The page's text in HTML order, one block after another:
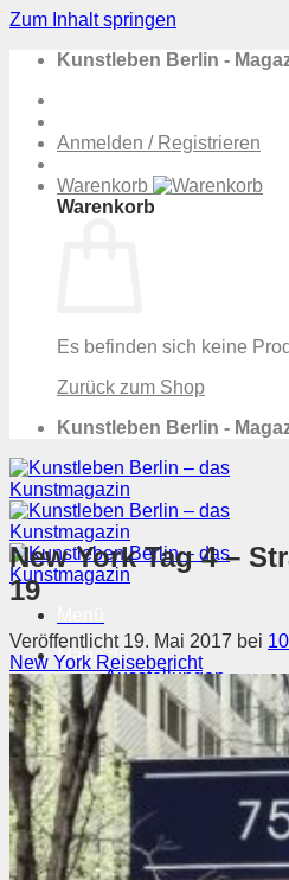
Zum Inhalt springen
Kunstleben Berlin -
Anmelden / Registrieren
Warenkorb
Warenkorb
Es befinden sich keine
Zurück zum Shop
Kunstleben Berlin -
Magazin
Ausstellungen
Szene & Kontext
Künstler entdecken
Videos
Kunstkalender
Orte
Suchen nach:
New York Tag 4 –
19
Veröffentlicht 19. Mai 2017 bei
New York Reisebericht